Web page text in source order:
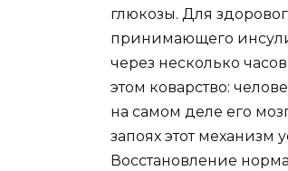
глюкозы. Для
принимающего
через несколько
этом коварство:
на самом деле его
запоях этот
Восстановление